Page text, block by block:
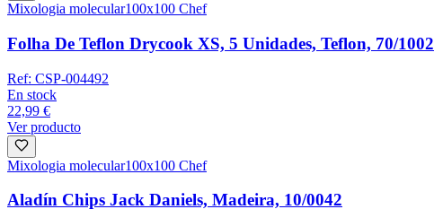
Mixologia molecular100x100 Chef
Folha De Teflon Drycook XS, 5 Unidades, Teflon, 70/1002
Ref: CSP-004492
En stock
22,99 €
Ver producto
Mixologia molecular100x100 Chef
Aladín Chips Jack Daniels, Madeira, 10/0042